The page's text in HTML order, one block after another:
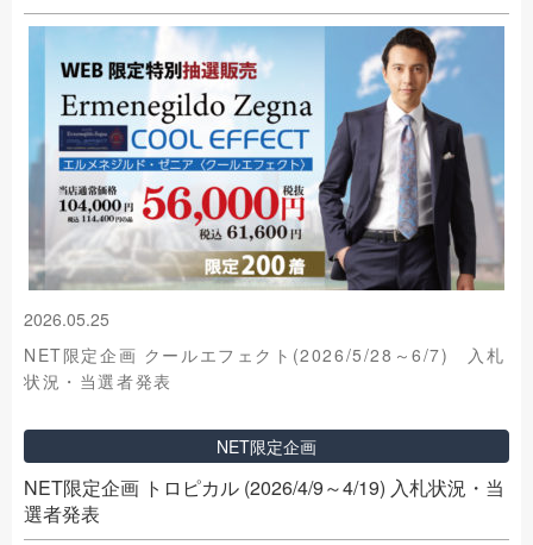
2026.05.25
NET限定企画 クールエフェクト(2026/5/28～6/7) 入札
状況・当選者発表
NET限定企画
NET限定企画 トロピカル (2026/4/9～4/19) 入札状況・当
選者発表